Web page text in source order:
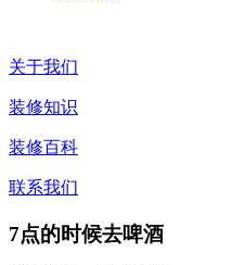
关于我们
装修知识
装修百科
联系我们
7点的时候去啤酒